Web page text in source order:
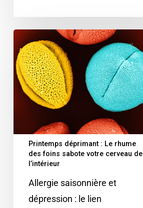
Printemps déprimant : Le rhume
des foins sabote votre cerveau de
l’intérieur
Allergie saisonnière et
dépression : le lien